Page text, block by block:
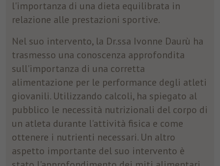
l'importanza di una dieta equilibrata in
relazione alle prestazioni sportive.
Nel suo intervento, la Dr.ssa Ivonne Daurù ha
trasmesso una conoscenza approfondita
sull'importanza di una corretta
alimentazione per le performance degli atleti
giovanili. Utilizzando calcoli, ha spiegato al
pubblico le necessità nutrizionali del corpo di
un atleta durante l'attività fisica e come
ottenere i nutrienti necessari. Un altro
aspetto importante del suo intervento è
Nome fr
Provider Facebook
Durata 3 Monate
Facebook imposta questo cookie per
mostrare agli utenti pubblicità pertinenti
tracciando il comportamento degli utenti sul
web, sui siti che hanno Facebook pixel o
Facebook social plugin.